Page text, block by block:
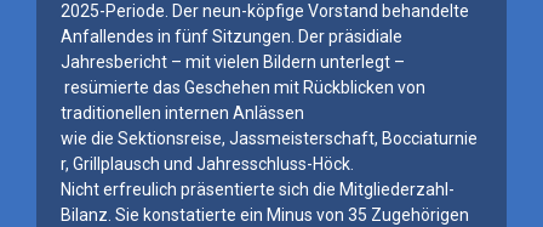
2025-Periode. Der neun-köpfige Vorstand behandelte
Anfallendes in fünf Sitzungen. Der präsidiale
Jahresbericht – mit vielen Bildern unterlegt –
resümierte das Geschehen mit Rückblicken von
traditionellen internen Anlässen
wie die Sektionsreise, Jassmeisterschaft, Bocciaturnie
r, Grillplausch und Jahresschluss-Höck.
Nicht erfreulich präsentierte sich die Mitgliederzahl-
Bilanz. Sie konstatierte ein Minus von 35 Zugehörigen